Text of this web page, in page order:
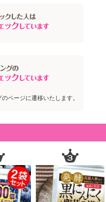
ページに遷移いたします。